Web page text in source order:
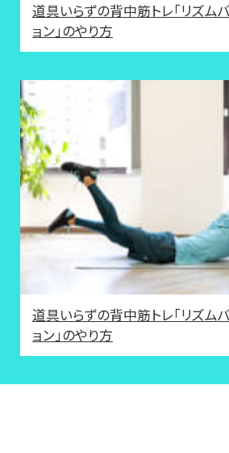
道具いらずの背中筋トレ「リズム
ョン」のやり方
道具いらずの背中筋トレ「リズム
ョン」のやり方